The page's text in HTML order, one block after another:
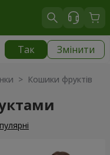
Так Змінити
> Кошики фруктів